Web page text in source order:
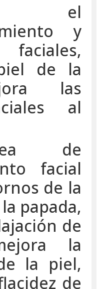
el
y
de la
las
al
de
facial
de la
papada,
de
la
la piel,
de